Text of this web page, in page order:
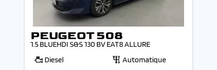
PEUGEOT 508
1.5 BLUEHDI S&S 130 BV EAT8 ALLURE
Diesel
Automatique